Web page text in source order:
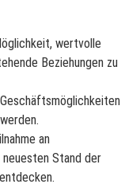
wertvolle
Beziehungen zu
an
Stand der